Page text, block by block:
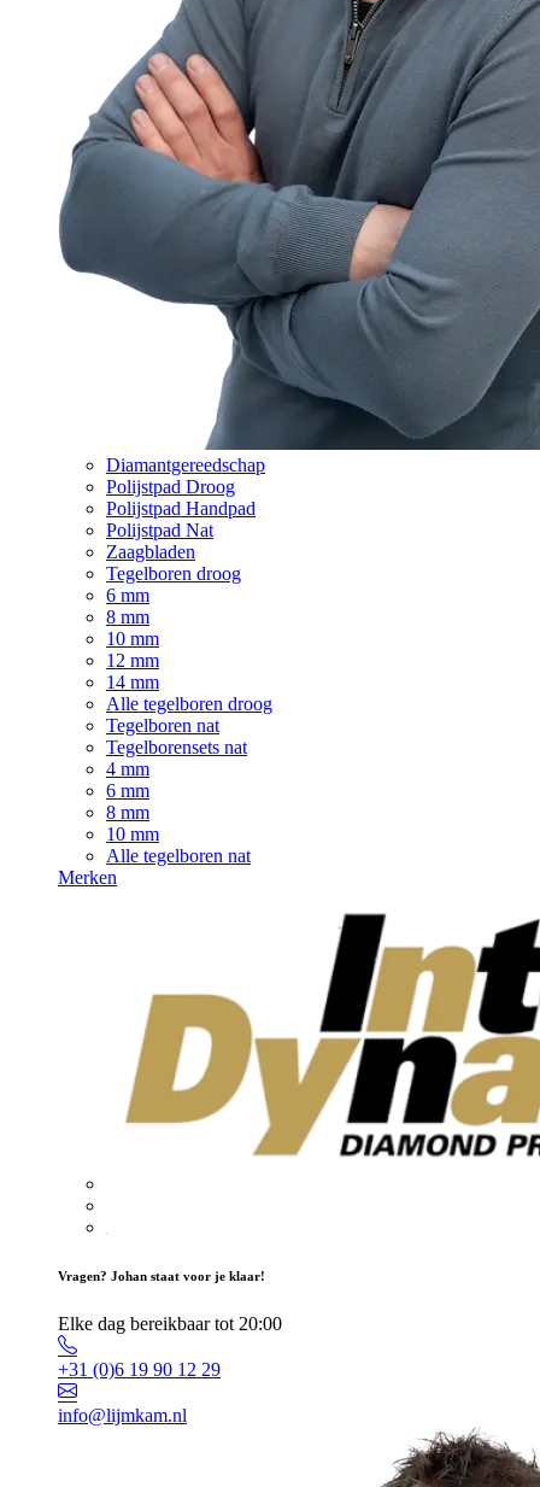
Diamantgereedschap
Polijstpad Droog
Polijstpad Handpad
Polijstpad Nat
Zaagbladen
Tegelboren droog
6 mm
8 mm
10 mm
12 mm
14 mm
Alle tegelboren droog
Tegelboren nat
Tegelborensets nat
4 mm
6 mm
8 mm
10 mm
Alle tegelboren nat
Merken
Vragen? Johan staat voor je klaar!
Elke dag bereikbaar tot 20:00
+31 (0)6 19 90 12 29
info@lijmkam.nl